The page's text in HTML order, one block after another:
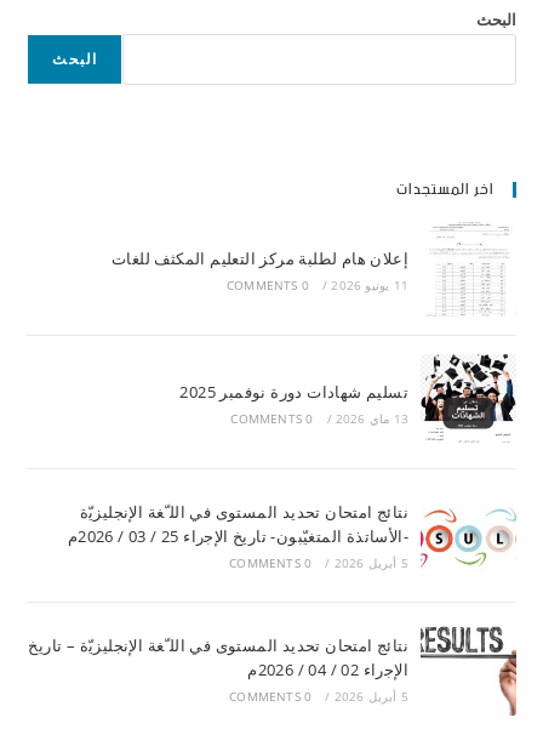
البحث
البحث
اخر المستجدات
إعلان هام لطلبة مركز التعليم المكثف للغات
11 يونيو 2026 /
0 COMMENTS
تسليم شهادات دورة نوفمبر 2025
13 ماي 2026 /
0 COMMENTS
ﻧﺘﺎﺋﺞ اﻣﺘﺤﺎن ﺗﺤﺪﯾﺪ اﻟﻤﺴﺘﻮى ﻓﻲ اﻟﻠ ّﻐﺔ اﻹﻧﺠﻠﯿﺰﯾّة
-اﻷﺳﺎﺗﺬة اﻟﻤﺘﻐﯿّﺒﻮن- ﺗﺎرﯾﺦ اﻹﺟراء 25 / 03 / 2026م
5 أبريل 2026 /
0 COMMENTS
ﻧﺘﺎﺋﺞ اﻣﺘﺤﺎن ﺗﺤﺪﯾﺪ اﻟﻤﺴﺘﻮى ﻓﻲ اﻟﻠ ّﻐﺔ اﻹﻧﺠﻠﯿﺰﯾّة – ﺗﺎرﯾﺦ
اﻹﺟراء 02 / 04 / 2026م
5 أبريل 2026 /
0 COMMENTS